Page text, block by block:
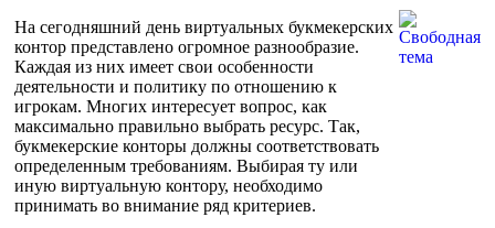
На сегодняшний день виртуальных букмекерских
контор представлено огромное разнообразие.
Каждая из них имеет свои особенности
деятельности и политику по отношению к
игрокам. Многих интересует вопрос, как
максимально правильно выбрать ресурс. Так,
букмекерские конторы должны соответствовать
определенным требованиям. Выбирая ту или
иную виртуальную контору, необходимо
принимать во внимание ряд критериев.